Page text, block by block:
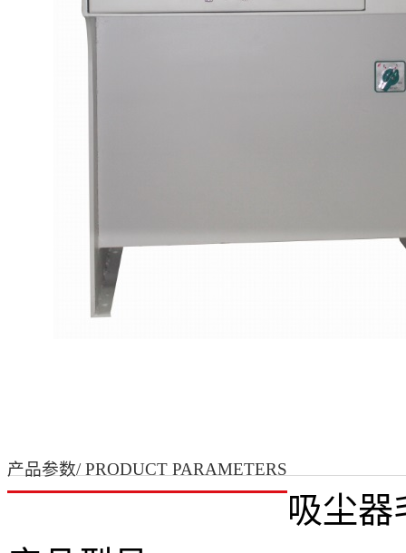
产品参数/ PRODUCT PARAMETERS
吸尘器